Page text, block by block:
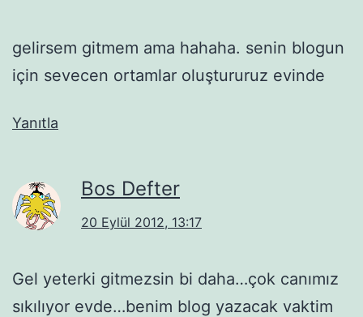
gelirsem gitmem ama hahaha. senin blogun
için sevecen ortamlar oluştururuz evinde
Yanıtla
Bos Defter
20 Eylül 2012, 13:17
Gel yeterki gitmezsin bi daha…çok canımız
sıkılıyor evde…benim blog yazacak vaktim